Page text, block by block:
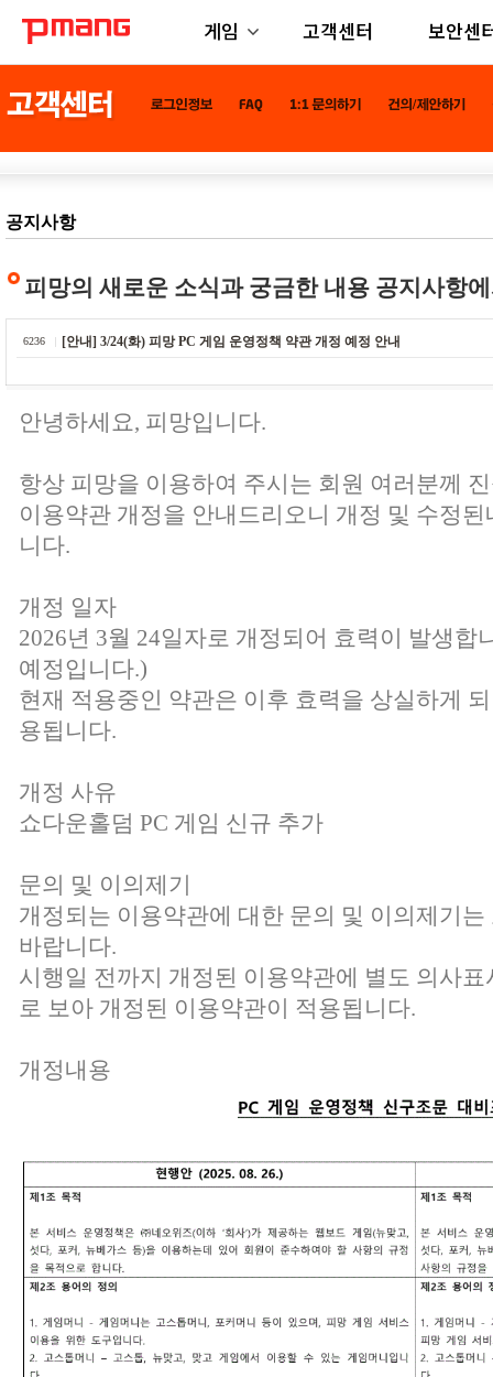
게임 고객센터 보안센
공지사항
피망의 새로운 소식과 궁금한 내용 공지사항
6236 [안내] 3/24(화) 피망 PC 게임 운영정책 약관 개정 예정 안내
안녕하세요, 피망입니다.
항상 피망을 이용하여 주시는 회원 여러분께
이용약관 개정을 안내드리오니 개정 및 수정
니다.
개정 일자
2026년 3월 24일자로 개정되어 효력이 발생합
예정입니다.)
현재 적용중인 약관은 이후 효력을 상실하게
용됩니다.
개정 사유
쇼다운홀덤 PC 게임 신규 추가
문의 및 이의제기
개정되는 이용약관에 대한 문의 및 이의제기
바랍니다.
시행일 전까지 개정된 이용약관에 별도 의사
로 보아 개정된 이용약관이 적용됩니다.
개정내용